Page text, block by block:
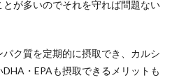
とが多いのでそれを守れば問題ない
ク質を定期的に摂取でき、カルシ
・EPAも摂取できるメリットも